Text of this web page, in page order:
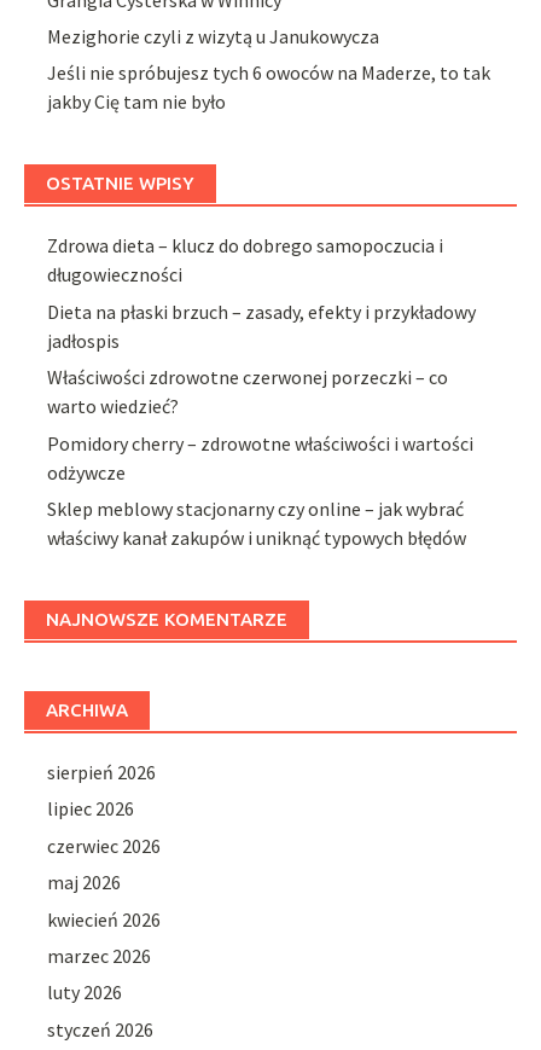
Mezighorie czyli z wizytą u Janukowycza
Jeśli nie spróbujesz tych 6 owoców na Maderze, to tak
jakby Cię tam nie było
OSTATNIE WPISY
Zdrowa dieta – klucz do dobrego samopoczucia i
długowieczności
Dieta na płaski brzuch – zasady, efekty i przykładowy
jadłospis
Właściwości zdrowotne czerwonej porzeczki – co
warto wiedzieć?
Pomidory cherry – zdrowotne właściwości i wartości
odżywcze
Sklep meblowy stacjonarny czy online – jak wybrać
właściwy kanał zakupów i uniknąć typowych błędów
NAJNOWSZE KOMENTARZE
ARCHIWA
sierpień 2026
lipiec 2026
czerwiec 2026
maj 2026
kwiecień 2026
marzec 2026
luty 2026
styczeń 2026